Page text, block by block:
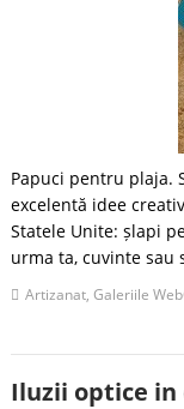
Papuci pentru plaja.
excelentă idee
Statele Unite: șlapi
urma ta, cuvinte sau
Artizanat,Galeriile
Iluzii optice in